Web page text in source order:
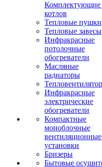
Комплектующие
котлов
Тепловые пушки
Тепловые завесы
Инфракрасные
потолочные
обогреватели
Масляные
радиаторы
Инфракрасные
электрические
обогреватели
Компактные
моноблочные
вентиляционные
установки
Бризеры
Бытовые